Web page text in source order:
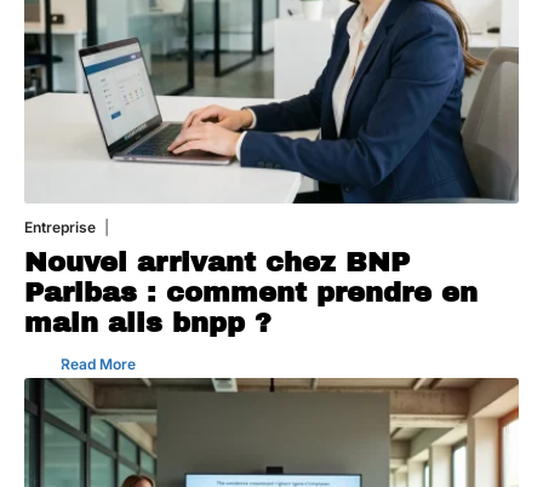
Entreprise
Nouvel arrivant chez BNP
Paribas : comment prendre en
main alis bnpp ?
Read More